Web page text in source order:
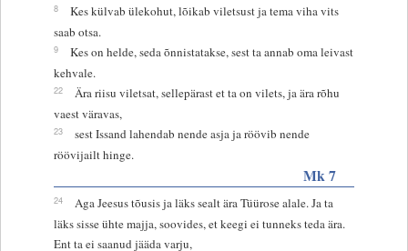
8
Kes külvab ülekohut, lõikab viletsust ja tema viha vits
saab otsa.
9
Kes on helde, seda õnnistatakse, sest ta annab oma leivast
kehvale.
22
Ära riisu viletsat, sellepärast et ta on vilets, ja ära rõhu
vaest väravas,
23
sest Issand lahendab nende asja ja röövib nende
röövijailt hinge.
Mk 7
24
Aga Jeesus tõusis ja läks sealt ära Tüürose alale. Ja ta
läks sisse ühte majja, soovides, et keegi ei tunneks teda ära.
Ent ta ei saanud jääda varju,